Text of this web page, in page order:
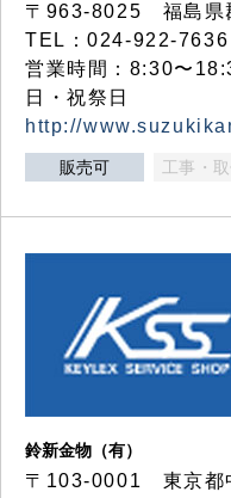
〒963-8025 福島県
TEL：024-922-
営業時間：8:30〜
日・祝祭日
http://
販売可 工事・
鈴新金物（有）
〒103-0001 東京都